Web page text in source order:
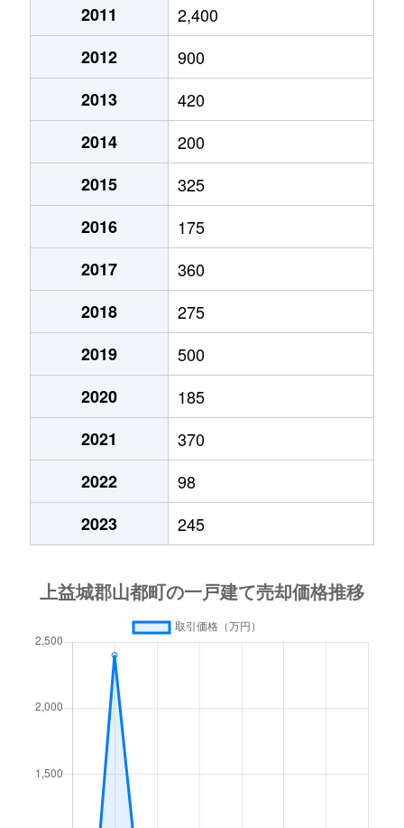
2011
2,400
2012
900
2013
420
2014
200
2015
325
2016
175
2017
360
2018
275
2019
500
2020
185
2021
370
2022
98
2023
245